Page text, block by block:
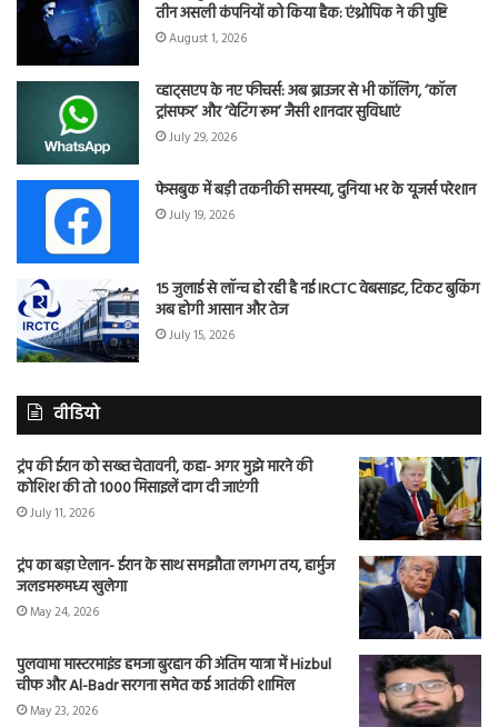
तीन असली कंपनियों को किया हैक: एंथ्रोपिक ने की पुष्टि
August 1, 2026
व्हाट्सएप के नए फीचर्स: अब ब्राउजर से भी कॉलिंग, ‘कॉल
ट्रांसफर’ और ‘वेटिंग रूम’ जैसी शानदार सुविधाएं
July 29, 2026
फेसबुक में बड़ी तकनीकी समस्या, दुनिया भर के यूजर्स परेशान
July 19, 2026
15 जुलाई से लॉन्च हो रही है नई IRCTC वेबसाइट, टिकट बुकिंग
अब होगी आसान और तेज
July 15, 2026
वीडियो
ट्रंप की ईरान को सख्त चेतावनी, कहा- अगर मुझे मारने की
कोशिश की तो 1000 मिसाइलें दाग दी जाएंगी
July 11, 2026
ट्रंप का बड़ा ऐलान- ईरान के साथ समझौता लगभग तय, हार्मुज
जलडमरूमध्य खुलेगा
May 24, 2026
पुलवामा मास्टरमाइंड हमजा बुरहान की अंतिम यात्रा में Hizbul
चीफ और Al-Badr सरगना समेत कई आतंकी शामिल
May 23, 2026